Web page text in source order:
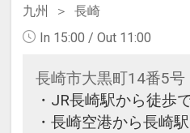
九州
長崎
In 15:00 / Out 11:00
長崎市大黒町14番5号
・JR長崎駅から徒歩
・長崎空港から長崎